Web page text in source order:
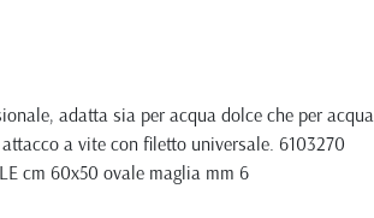
adatta sia per acqua dolce che per acqua
a vite con filetto universale. 6103270
cm 60x50 ovale maglia mm 6